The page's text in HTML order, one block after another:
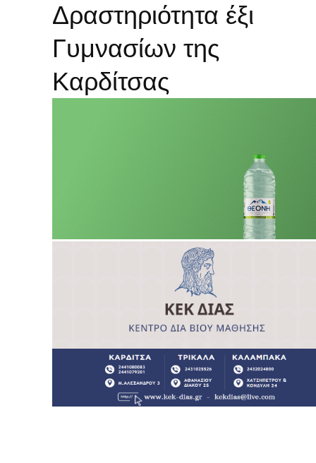
Δραστηριότητα έξι
Γυμνασίων της
Καρδίτσας